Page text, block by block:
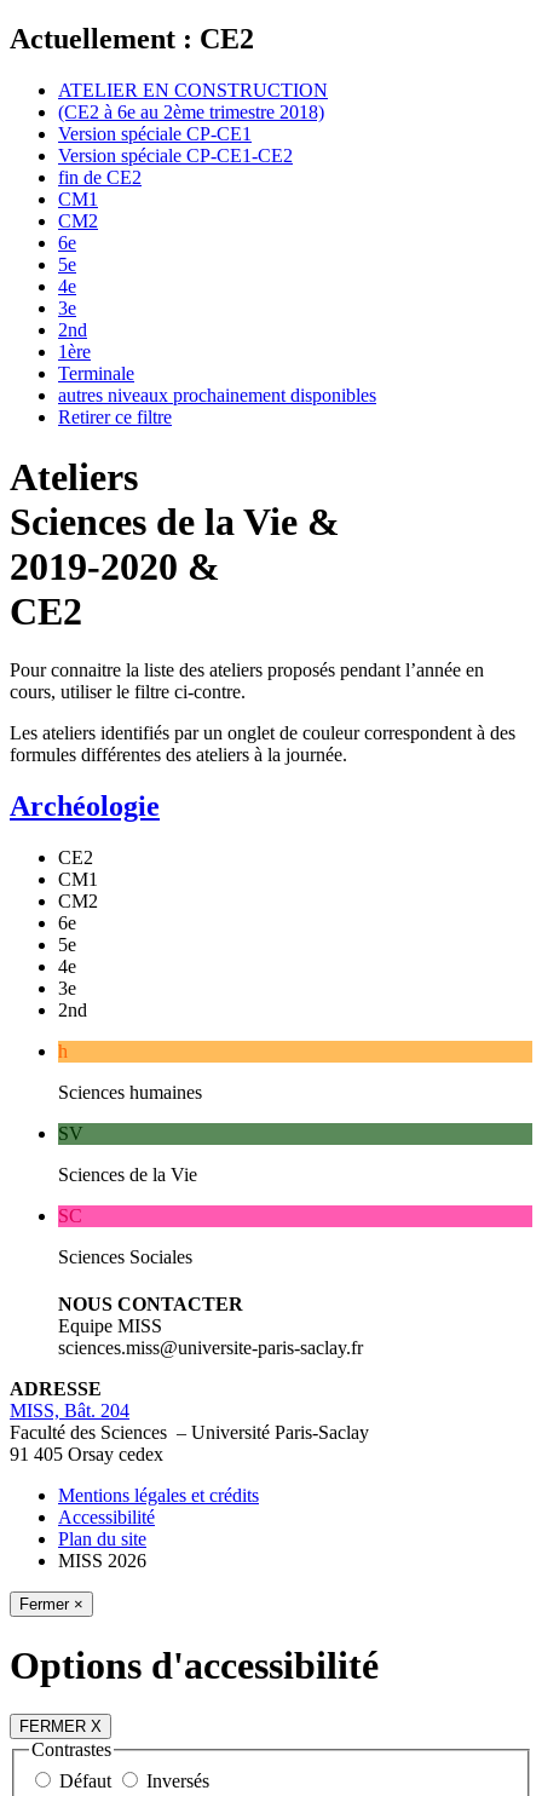
Actuellement : CE2
ATELIER EN CONSTRUCTION
(CE2 à 6e au 2ème trimestre 2018)
Version spéciale CP-CE1
Version spéciale CP-CE1-CE2
fin de CE2
CM1
CM2
6e
5e
4e
3e
2nd
1ère
Terminale
autres niveaux prochainement disponibles
Retirer ce filtre
Ateliers
Sciences de la Vie &
2019-2020 &
CE2
Pour connaitre la liste des ateliers proposés pendant l’année en
cours, utiliser le filtre ci-contre.
Les ateliers identifiés par un onglet de couleurcorrespondent à des
formules différentes des ateliers à la journée.
Archéologie
CE2
CM1
CM2
6e
5e
4e
3e
2nd
h
Sciences humaines
SV
Sciences de la Vie
SC
Sciences Sociales
NOUS CONTACTER
Equipe MISS
sciences.miss@universite-paris-saclay.fr
ADRESSE
MISS, Bât. 204
Faculté des Sciences – Université Paris-Saclay
91 405 Orsay cedex
Mentions légales et crédits
Accessibilité
Plan du site
MISS 2026
Fermer ×
Options d'accessibilité
FERMER X
Contrastes
Défaut
Inversés